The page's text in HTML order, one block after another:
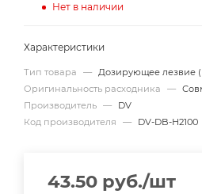
Нет в наличии
Характеристики
Тип товара — Дозирующее лезвие
Оригинальность расходника
—
Производитель —
DV
Код производителя
— DV-DB-H2100
43.50 руб./шт